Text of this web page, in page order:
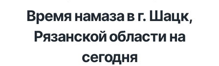
Время намаза в г. Шацк,
Рязанской области на
сегодня